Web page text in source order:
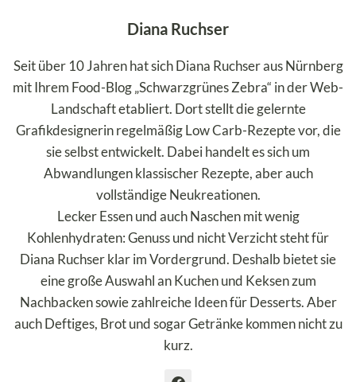
Diana Ruchser
Seit über 10 Jahren hat sich Diana Ruchser aus Nürnberg
mit Ihrem Food-Blog „Schwarzgrünes Zebra“ in der Web-
Landschaft etabliert. Dort stellt die gelernte
Grafikdesignerin regelmäßig Low Carb-Rezepte vor, die
sie selbst entwickelt. Dabei handelt es sich um
Abwandlungen klassischer Rezepte, aber auch
vollständige Neukreationen.
Lecker Essen und auch Naschen mit wenig
Kohlenhydraten: Genuss und nicht Verzicht steht für
Diana Ruchser klar im Vordergrund. Deshalb bietet sie
eine große Auswahl an Kuchen und Keksen zum
Nachbacken sowie zahlreiche Ideen für Desserts. Aber
auch Deftiges, Brot und sogar Getränke kommen nicht zu
kurz.